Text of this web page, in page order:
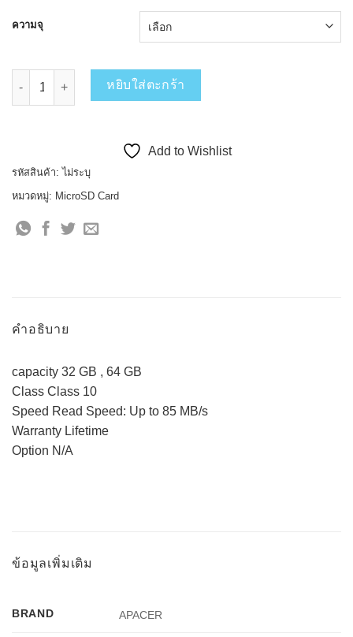
299 บาท
ความจุ
จำนวน Apacer MicroSDHC C10 Ultra-R85 ชิ้น
หยิบใส่ตะกร้า
Add to Wishlist
รหัสสินค้า:ไม่ระบุ
หมวดหมู่: MicroSD Card
คำอธิบาย
capacity 32 GB , 64 GB
Class Class 10
Speed Read Speed: Up to 85 MB/s
Warranty Lifetime
Option N/A
ข้อมูลเพิ่มเติม
BRAND APACER